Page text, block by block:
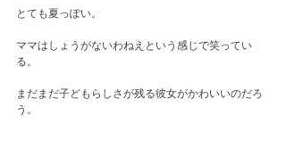
とても夏っぽい。
ママはしょうがないわねえという感じで笑ってい
る。
まだまだ子どもらしさが残る彼女がかわいいのだろ
う。